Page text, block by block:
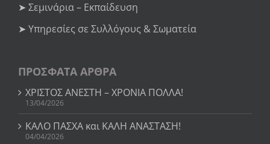
➤ Σεμινάρια – Εκπαίδευση
➤ Υπηρεσίες σε Συλλόγους & Σωματεία
ΠΡΟΣΦΑΤΑ ΑΡΘΡΑ
ΧΡΙΣΤΟΣ ΑΝΕΣΤΗ – ΧΡΟΝΙΑ ΠΟΛΛΑ!
13/04/2026
ΚΑΛΟ ΠΑΣΧΑ και ΚΑΛΗ ΑΝΑΣΤΑΣΗ!
04/04/2026